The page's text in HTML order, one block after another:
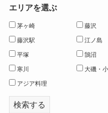
エリアを選ぶ
茅ヶ崎 藤沢
藤沢駅 江ノ島
平塚 鵠沼
寒川 大磯・
アジア料理